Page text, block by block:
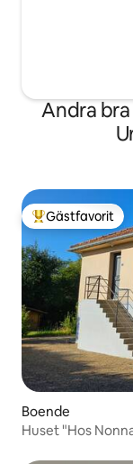
Andra
Populär
Gästfavorit
Boende
Huset "Hos